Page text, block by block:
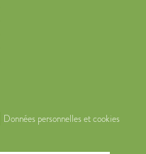
Données personnelles et cookies